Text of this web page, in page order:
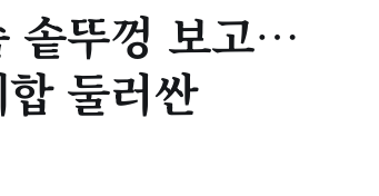
솥뚜껑 보고…
둘러싼